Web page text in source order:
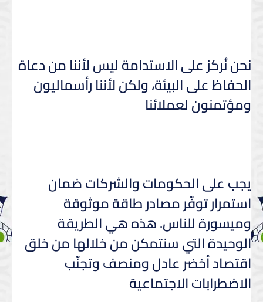
نحن نُركز على الاستدامة ليس لأننا من دعاة
الحفاظ على البيئة، ولكن لأننا رأسماليون
ومؤتمنون لعملائنا
يجب على الحكومات والشركات ضمان
استمرار توفّر مصادر طاقة موثوقة
وميسورة للناس. هذه هي الطريقة
الوحيدة التي سنتمكن من خلالها من خلق
اقتصاد أخضر عادل ومنصف وتجنّب
الاضطرابات الاجتماعية